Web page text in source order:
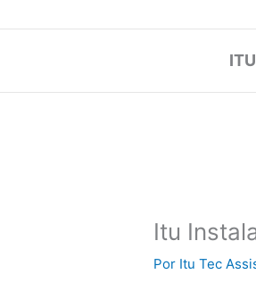
Itu
Por Itu Tec